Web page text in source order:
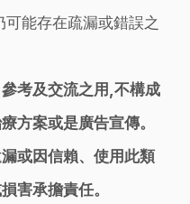
能存在疏漏或錯誤之
考及交流之用,不構成
方案或是廣告宣傳。
或因信賴、使用此類
害承擔責任。